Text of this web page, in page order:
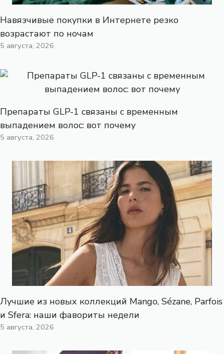
Навязчивые покупки в Интернете резко
возрастают по ночам
5 августа, 2026
Препараты GLP-1 связаны с временным
выпадением волос: вот почему
5 августа, 2026
Лучшие из новых коллекций Mango, Sézane, Parfois
и Sfera: наши фавориты недели
5 августа, 2026